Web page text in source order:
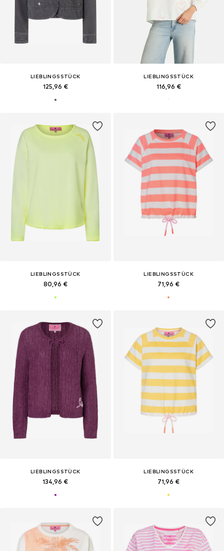
LIEBLINGSSTÜCK
125,96 €
LIEBLINGSSTÜCK
116,96 €
LIEBLINGSSTÜCK
80,96 €
LIEBLINGSSTÜCK
71,96 €
LIEBLINGSSTÜCK
134,96 €
LIEBLINGSSTÜCK
71,96 €